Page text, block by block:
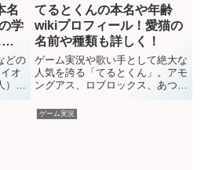
名
学
どの
オ
）は
球選
た
し
てるとくんの本名や年齢
wikiプロフィール！愛猫の
名前や種類も詳しく！
ゲーム実況や歌い手として絶大な
人気を誇る「てるとくん」。アモ
ングアス、ロブロックス、あつ森
などのやってみた動画で有名です
が、KnightA -騎士A-ナイトエー
にも所属して活躍しています。今
ゲーム実況